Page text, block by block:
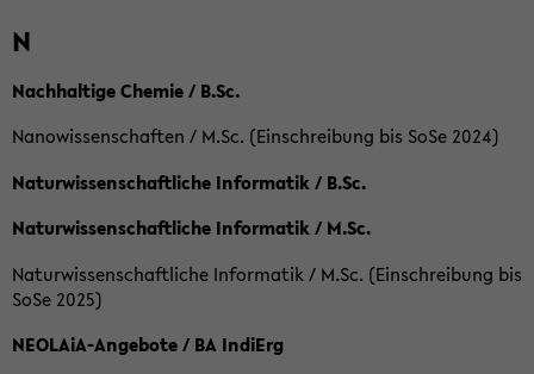
N
Nachhaltige Chemie / B.Sc.
Nanowissenschaften / M.Sc. (Einschreibung bis SoSe 2024)
Naturwissenschaftliche Informatik / B.Sc.
Naturwissenschaftliche Informatik / M.Sc.
Naturwissenschaftliche Informatik / M.Sc. (Einschreibung bis
SoSe 2025)
NEOLAiA-Angebote / BA IndiErg